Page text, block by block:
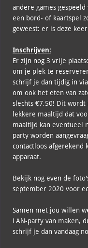
andere games
een bord- of kaartspel
geweest: er is deze
Inschrijven:
Er zijn nog 3 vrije
om je plek te
schrijf je dan tijdig in
om ook het eten van
slechts €7,50! Dit
lekkere maaltijd dat
maaltijd kan eventueel
party worden
contactloos afgerekend
apparaat.
Bekijk nog even de
september 2020 voor
Samen met jou willen
LAN-party van maken,
schrijf je dan vandaag